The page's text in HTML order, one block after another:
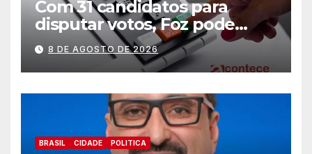
Com 31 candidatos para
disputar votos, Foz pode
perder representatividade
8 DE AGOSTO DE 2026
BRASIL CIDADE POLITICA